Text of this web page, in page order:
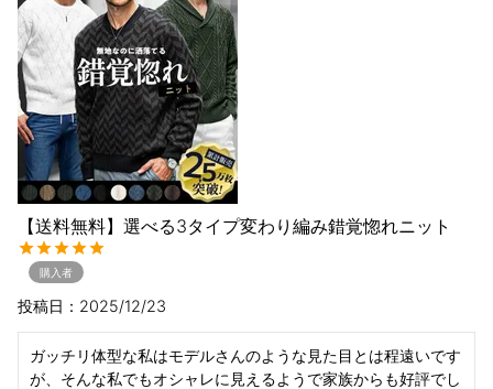
【送料無料】選べる3タイプ変わり編み錯覚惚れニット
購入者
投稿日 2025/12/23
ガッチリ体型な私はモデルさんのような見た目とは程遠いです
が、そんな私でもオシャレに見えるようで家族からも好評でし